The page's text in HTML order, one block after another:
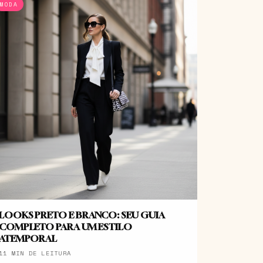
MODA
PRETO E BRANCO: SEU GUIA
PARA UM ESTILO
MIN DE LEITURA